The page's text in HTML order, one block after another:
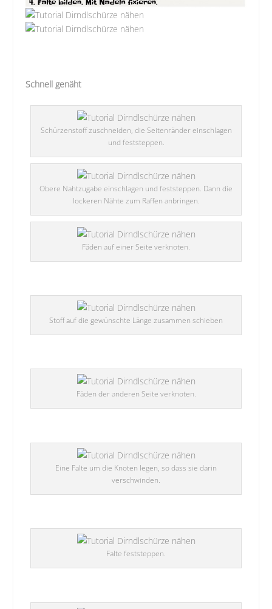
Schnell genäht
Schürzenstoff zuschneiden, die Seitenränder einschlagen
und feststeppen.
Obere Nahtzugabe einschlagen und feststeppen. Dann die
lockeren Nähte zum Raffen anbringen.
Fäden auf einer Seite verknoten.
Stoff auf die gewünschte Länge zusammen schieben
Fäden der anderen Seite verknoten.
Eine Falte um die Knoten legen, so dass sie darin
verschwinden.
Falte feststeppen.